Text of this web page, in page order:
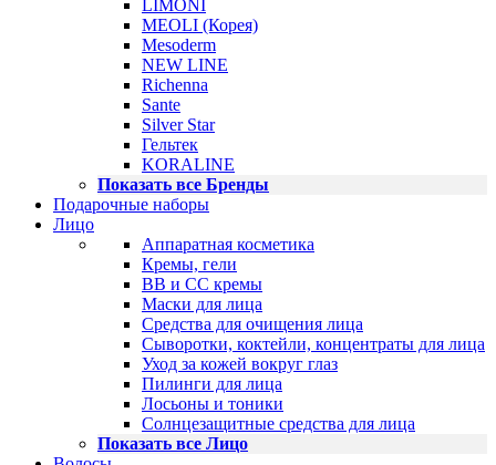
LIMONI
MEOLI (Корея)
Mesoderm
NEW LINE
Richenna
Sante
Silver Star
Гельтек
KORALINE
Показать все Бренды
Подарочные наборы
Лицо
Аппаратная косметика
Кремы, гели
BB и CC кремы
Маски для лица
Средства для очищения лица
Сыворотки, коктейли, концентраты для лица
Уход за кожей вокруг глаз
Пилинги для лица
Лосьоны и тоники
Солнцезащитные средства для лица
Показать все Лицо